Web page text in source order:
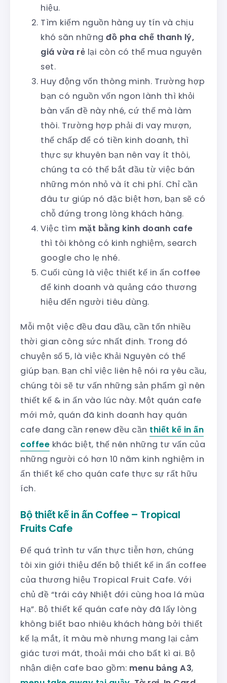
hiệu.
Tìm kiếm nguồn hàng uy tín và chịu
khó săn những đồ pha chế thanh lý,
giá vừa rẻ lại còn có thể mua nguyên
set.
Huy động vốn thông minh. Trường hợp
bạn có nguồn vốn ngon lành thì khỏi
bàn vấn đề này nhé, cứ thế mà làm
thôi. Trường hợp phải đi vay mượn,
thế chấp để có tiền kinh doanh, thì
thực sự khuyên bạn nên vay ít thôi,
chúng ta có thể bắt đầu từ việc bán
những món nhỏ và ít chi phí. Chỉ cần
đâu tư giúp nó đặc biệt hơn, bạn sẽ có
chỗ đứng trong lòng khách hàng.
Việc tìm mặt bằng kinh doanh cafe
thì tôi không có kinh nghiệm, search
google cho lẹ nhé.
Cuối cùng là việc thiết kế in ấn coffee
để kinh doanh và quảng cáo thương
hiệu đến người tiêu dùng.
Mỗi một việc đều đau đầu, cần tốn nhiều
thời gian công sức nhất định. Trong đó
chuyện số 5, là việc Khải Nguyên có thể
giúp bạn. Bạn chỉ việc liên hệ nói ra yêu cầu,
chúng tôi sẽ tư vấn những sản phẩm gì nên
thiết kế & in ấn vào lúc này. Một quán cafe
mới mở, quán đã kinh doanh hay quán
cafe đang cần renew đều cần thiết kế in ấn
coffee khác biệt, thế nên những tư vấn của
những người có hơn 10 năm kinh nghiệm in
ấn thiết kế cho quán cafe thực sự rất hữu
ích.
Bộ thiết kế in ấn Coffee – Tropical
Fruits Cafe
Để quá trình tư vấn thực tiễn hơn, chúng
tôi xin giới thiệu đến bộ thiết kế in ấn coffee
của thương hiệu Tropical Fruit Cafe. Với
chủ đề “trái cây Nhiệt đới cùng hoa lá mùa
Hạ”. Bộ thiết kế quán cafe này đã lấy lòng
không biết bao nhiêu khách hàng bởi thiết
kế lạ mắt, ít màu mè nhưng mang lại cảm
giác tươi mát, thoải mái cho bất kì ai. Bộ
nhận diện cafe bao gồm: menu bảng A3,